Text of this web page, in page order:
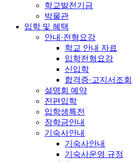
학교발전기금
박물관
입학 및 혜택
안내·전형요강
학교 안내 자료
입학전형요강
신입학
합격증·고지서조회
설명회 예약
전편입학
입학생특전
장학금안내
기숙사안내
기숙사안내
기숙사운영 규정